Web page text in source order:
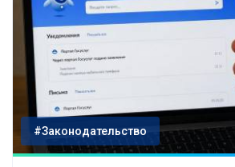
#Законодательство